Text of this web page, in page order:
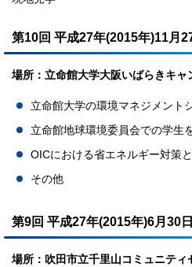
第10回 平成27年(2015年)11月
場所：立命館大学大阪いばらきキ
立命館大学の環境マネジメント
立命館地球環境委員会での学生
OICにおける省エネルギー対策
その他
第9回 平成27年(2015年)6月30日
場所：吹田市立千里山コミュニティ